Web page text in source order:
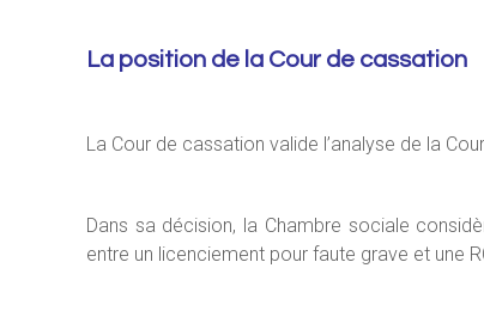
La position de la Cour de cassation
La Cour de cassation valide l’analyse de la
Dans sa décision, la Chambre sociale
entre un licenciement pour faute grave et une